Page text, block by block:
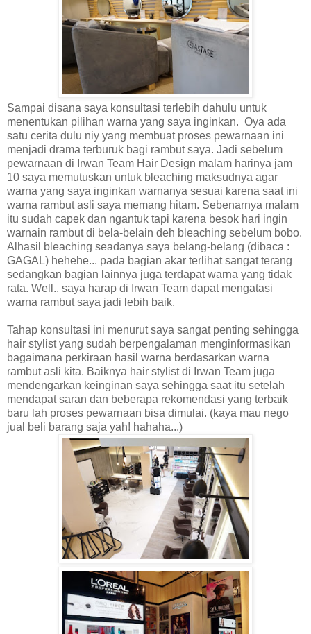
Sampai disana saya konsultasi terlebih dahulu untuk
menentukan pilihan warna yang saya inginkan. Oya ada
satu cerita dulu niy yang membuat proses pewarnaan ini
menjadi drama terburuk bagi rambut saya. Jadi sebelum
pewarnaan di Irwan Team Hair Design malam harinya jam
10 saya memutuskan untuk bleaching maksudnya agar
warna yang saya inginkan warnanya sesuai karena saat ini
warna rambut asli saya memang hitam. Sebenarnya malam
itu sudah capek dan ngantuk tapi karena besok hari ingin
warnain rambut di bela-belain deh bleaching sebelum bobo.
Alhasil bleaching seadanya saya belang-belang (dibaca :
GAGAL) hehehe... pada bagian akar terlihat sangat terang
sedangkan bagian lainnya juga terdapat warna yang tidak
rata. Well.. saya harap di Irwan Team dapat mengatasi
warna rambut saya jadi lebih baik.
Tahap konsultasi ini menurut saya sangat penting sehingga
hair stylist yang sudah berpengalaman menginformasikan
bagaimana perkiraan hasil warna berdasarkan warna
rambut asli kita. Baiknya hair stylist di Irwan Team juga
mendengarkan keinginan saya sehingga saat itu setelah
mendapat saran dan beberapa rekomendasi yang terbaik
baru lah proses pewarnaan bisa dimulai. (kaya mau nego
jual beli barang saja yah! hahaha...)